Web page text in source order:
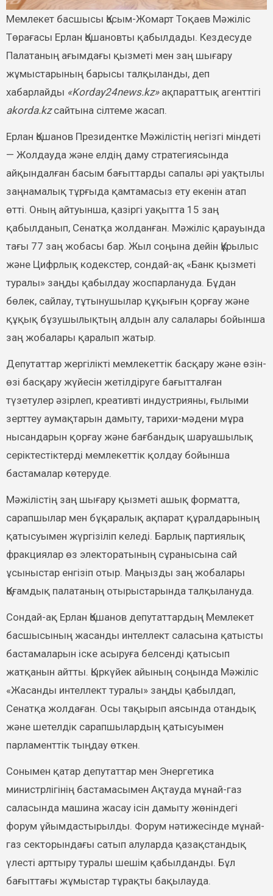
Мемлекет басшысы Қасым-Жомарт Тоқаев Мәжіліс
Төрағасы Ерлан Қошановты қабылдады. Кездесуде
Палатаның ағымдағы қызметі мен заң шығару
жұмыстарының барысы талқыланды, деп
хабарлайды «Korday24news.kz»ақпараттық агенттігі
akorda.kzсайтына сілтеме жасап.
Ерлан Қошанов Президентке Мәжілістің негізгі міндеті
— Жолдауда және елдің даму стратегиясында
айқындалған басым бағыттарды сапалы әрі уақтылы
заңнамалық тұрғыда қамтамасыз ету екенін атап
өтті. Оның айтуынша, қазіргі уақытта 15 заң
қабылданып, Сенатқа жолданған. Мәжіліс қарауында
тағы 77 заң жобасы бар. Жыл соңына дейін Құрылыс
және Цифрлық кодекстер, сондай-ақ «Банк қызметі
туралы» заңды қабылдау жоспарлануда. Бұдан
бөлек, сайлау, тұтынушылар құқығын қорғау және
құқық бұзушылықтың алдын алу салалары бойынша
заң жобалары қаралып жатыр.
Депутаттар жергілікті мемлекеттік басқару және өзін-
өзі басқару жүйесін жетілдіруге бағытталған
түзетулер әзірлеп, креативті индустрияны, ғылыми
зерттеу аумақтарын дамыту, тарихи-мәдени мұра
нысандарын қорғау және бағбандық шаруашылық
серіктестіктерді мемлекеттік қолдау бойынша
бастамалар көтеруде.
Мәжілістің заң шығару қызметі ашық форматта,
сарапшылар мен бұқаралық ақпарат құралдарының
қатысуымен жүргізіліп келеді. Барлық партиялық
фракциялар өз электоратының сұранысына сай
ұсыныстар енгізіп отыр. Маңызды заң жобалары
Қоғамдық палатаның отырыстарында талқылануда.
Сондай-ақ Ерлан Қошанов депутаттардың Мемлекет
басшысының жасанды интеллект саласына қатысты
бастамаларын іске асыруға белсенді қатысып
жатқанын айтты. Қыркүйек айының соңында Мәжіліс
«Жасанды интеллект туралы» заңды қабылдап,
Сенатқа жолдаған. Осы тақырып аясында отандық
және шетелдік сарапшылардың қатысуымен
парламенттік тыңдау өткен.
Сонымен қатар депутаттар мен Энергетика
министрлігінің бастамасымен Ақтауда мұнай-газ
саласында машина жасау ісін дамыту жөніндегі
форум ұйымдастырылды. Форум нәтижесінде мұнай-
газ секторындағы сатып алуларда қазақстандық
үлесті арттыру туралы шешім қабылданды. Бұл
бағыттағы жұмыстар тұрақты бақылауда.